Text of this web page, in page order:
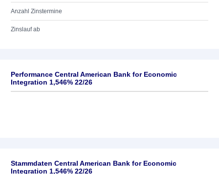
Anzahl Zinstermine
Zinslauf ab
Performance Central American Bank for Economic
Integration 1,546% 22/26
Stammdaten Central American Bank for Economic
Integration 1,546% 22/26